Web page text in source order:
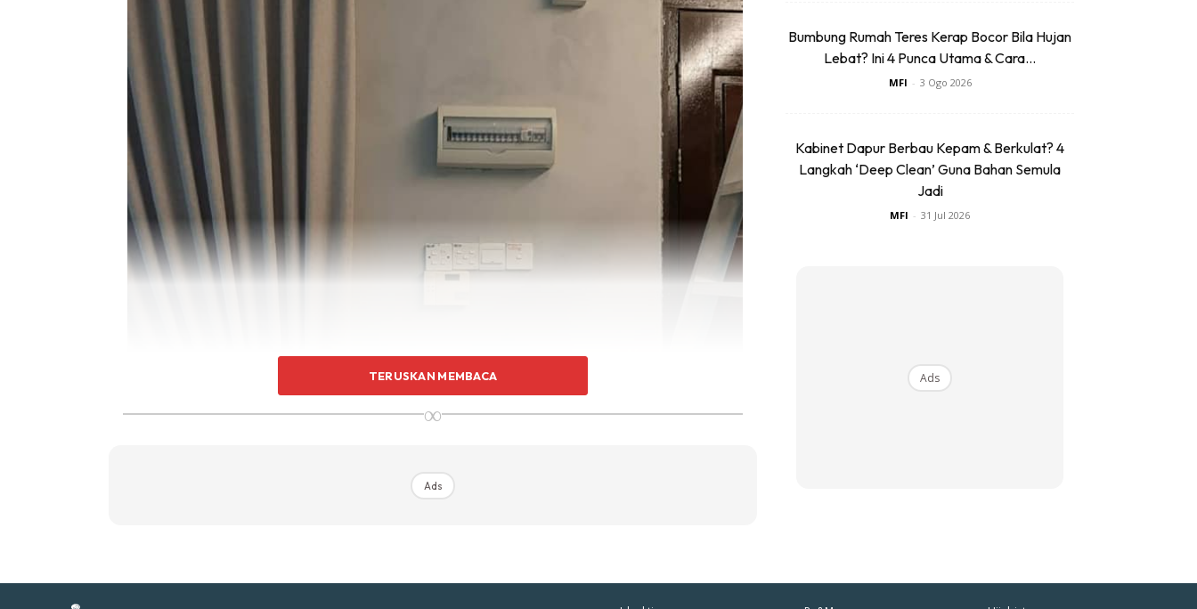
Impiana MakeOver
Lahar Dekor
Sembang Dekor
TERUSKAN MEMBACA
∞
Ads
Bumbung Rumah Teres Kerap Bocor Bila Hujan
Lebat? Ini 4 Punca Utama & Cara...
MFI - 3 Ogo 2026
Kabinet Dapur Berbau Kepam & Berkulat? 4
Langkah ‘Deep Clean’ Guna Bahan Semula
Jadi
MFI - 31 Jul 2026
Ads